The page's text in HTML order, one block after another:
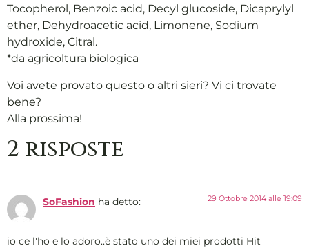
Tocopherol, Benzoic acid, Decyl glucoside, Dicaprylyl
ether, Dehydroacetic acid, Limonene, Sodium
hydroxide, Citral.
*da agricoltura biologica
Voi avete provato questo o altri sieri? Vi ci trovate
bene?
Alla prossima!
2 risposte
SoFashion ha detto: 29 Ottobre 2014 alle 19:09
io ce l'ho e lo adoro..è stato uno dei miei prodotti Hit